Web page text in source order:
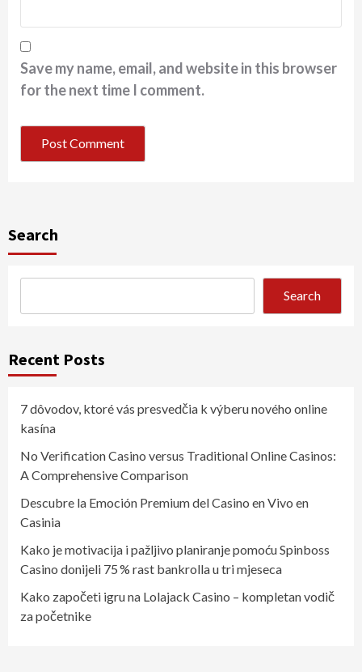
Save my name, email, and website in this browser
for the next time I comment.
Search
Search
Recent Posts
7 dôvodov, ktoré vás presvedčia k výberu nového online
kasína
No Verification Casino versus Traditional Online Casinos:
A Comprehensive Comparison
Descubre la Emoción Premium del Casino en Vivo en
Casinia
Kako je motivacija i pažljivo planiranje pomoću Spinboss
Casino donijeli 75 % rast bankrolla u tri mjeseca
Kako započeti igru na Lolajack Casino – kompletan vodič
za početnike